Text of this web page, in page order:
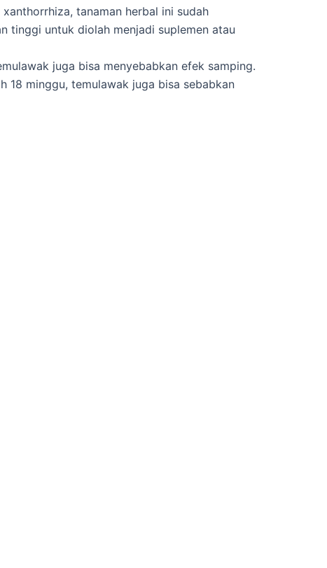
tanaman herbal ini sudah
tinggi untuk diolah menjadi suplemen atau
juga bisa menyebabkan efek samping.
18 minggu, temulawak juga bisa sebabkan